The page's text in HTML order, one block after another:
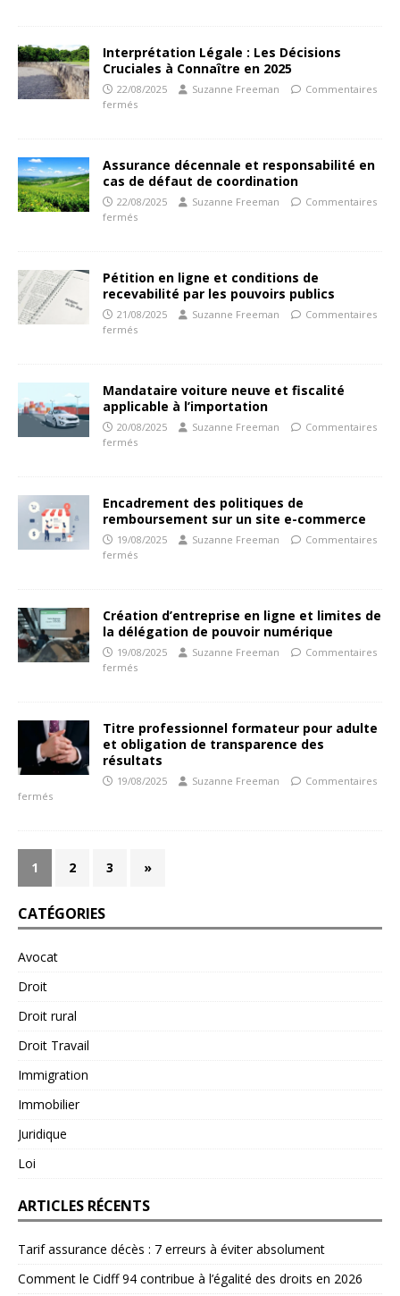
Interprétation Légale : Les Décisions
Cruciales à Connaître en 2025
22/08/2025 Suzanne Freeman
Commentaires
fermés
Assurance décennale et responsabilité en
cas de défaut de coordination
22/08/2025 Suzanne Freeman
Commentaires
fermés
Pétition en ligne et conditions de
recevabilité par les pouvoirs publics
21/08/2025 Suzanne Freeman
Commentaires
fermés
Mandataire voiture neuve et fiscalité
applicable à l’importation
20/08/2025 Suzanne Freeman
Commentaires
fermés
Encadrement des politiques de
remboursement sur un site e-commerce
19/08/2025 Suzanne Freeman
Commentaires
fermés
Création d’entreprise en ligne et limites de
la délégation de pouvoir numérique
19/08/2025 Suzanne Freeman
Commentaires
fermés
Titre professionnel formateur pour adulte
et obligation de transparence des
résultats
19/08/2025 Suzanne Freeman
Commentaires
fermés
1 2 3 »
CATÉGORIES
Avocat
Droit
Droit rural
Droit Travail
Immigration
Immobilier
Juridique
Loi
ARTICLES RÉCENTS
Tarif assurance décès : 7 erreurs à éviter absolument
Comment le Cidff 94 contribue à l’égalité des droits en 2026